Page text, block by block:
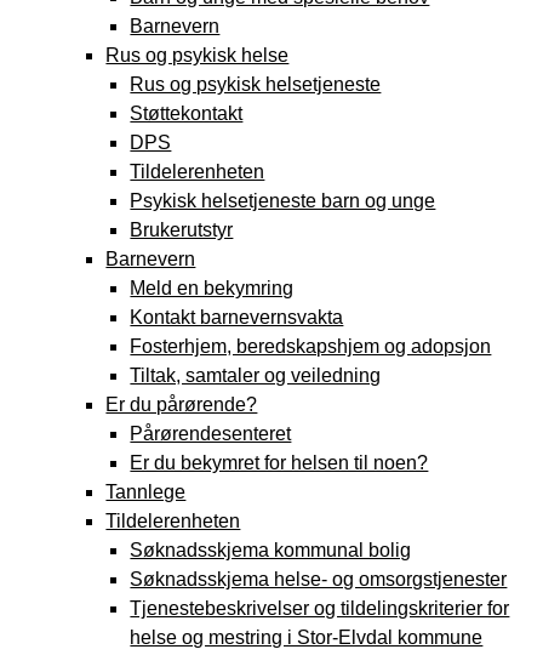
Barnevern
Rus og psykisk helse
Rus og psykisk helsetjeneste
Støttekontakt
DPS
Tildelerenheten
Psykisk helsetjeneste barn og unge
Brukerutstyr
Barnevern
Meld en bekymring
Kontakt barnevernsvakta
Fosterhjem, beredskapshjem og adopsjon
Tiltak, samtaler og veiledning
Er du pårørende?
Pårørendesenteret
Er du bekymret for helsen til noen?
Tannlege
Tildelerenheten
Søknadsskjema kommunal bolig
Søknadsskjema helse- og omsorgstjenester
Tjenestebeskrivelser og tildelingskriterier for
helse og mestring i Stor-Elvdal kommune